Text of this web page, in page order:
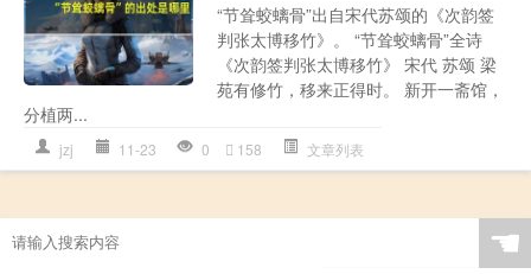
“节耸蛟螭骨”出自宋代苏颂的《次韵签
判张太博移竹》。 “节耸蛟螭骨”全诗
《次韵签判张太博移竹》 宋代 苏颂 梁
苑有修竹，移来正得时。 新开一斋馆，
分植两...
jzj 11-23 0 158 文章列表
☚